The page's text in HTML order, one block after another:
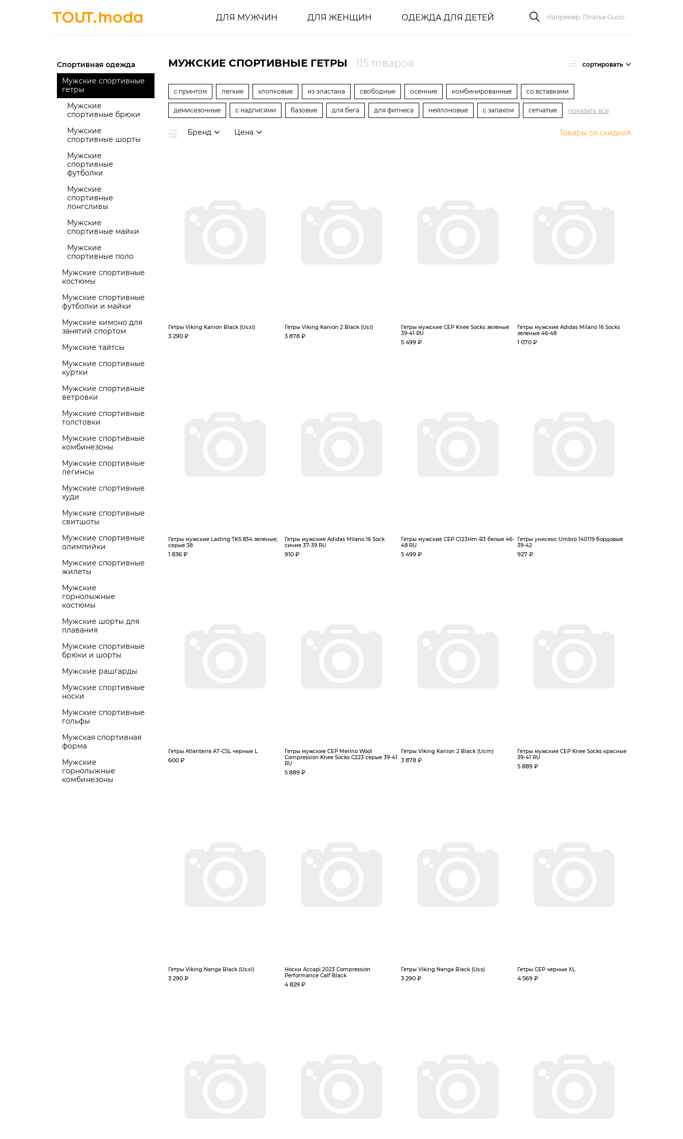
ДЛЯ МУЖЧИН ДЛЯ ЖЕНЩИН ОДЕЖДА ДЛЯ ДЕТЕЙ
Спортивная одежда
Мужские спортивные
гетры
Мужские
спортивные брюки
Мужские
спортивные шорты
Мужские
спортивные
футболки
Мужские
спортивные
лонгсливы
Мужские
спортивные майки
Мужские
спортивные поло
Мужские спортивные
костюмы
Мужские спортивные
футболки и майки
Мужские кимоно для
занятий спортом
Мужские тайтсы
Мужские спортивные
куртки
Мужские спортивные
ветровки
Мужские спортивные
толстовки
Мужские спортивные
комбинезоны
Мужские спортивные
легинсы
Мужские спортивные
худи
Мужские спортивные
свитшоты
Мужские спортивные
олимпийки
Мужские спортивные
жилеты
Мужские
горнолыжные
костюмы
Мужские шорты для
плавания
Мужские спортивные
брюки и шорты
Мужские рашгарды
Мужские спортивные
носки
Мужские спортивные
гольфы
Мужская спортивная
форма
Мужские
горнолыжные
комбинезоны
МУЖСКИЕ СПОРТИВНЫЕ ГЕТРЫ 115 товаров сортировать
с принтом легкие хлопковые из эластана свободные осенние комбинированные со вставками
демисезонные с надписями базовые для бега для фитнеса нейлоновые с запахом сетчатые показать все
Бренд Цена Товары со скидкой
Гетры Viking Kanion Black (Us:xl)
3 290 ₽
Гетры Viking Kanion 2 Black (Us:l)
3 878 ₽
Гетры мужские CEP Knee Socks зеленые
39-41 RU
5 499 ₽
Гетры мужские Adidas Milano 16 Socks
зеленые 46-48
1 070 ₽
Гетры мужские Lasting TKS 834 зеленые;
серые 38
1 836 ₽
Гетры мужские Adidas Milano 16 Sock
синие 37-39 RU
910 ₽
Гетры мужские CEP C123Hm-R3 белые 46-
48 RU
5 499 ₽
Гетры унисекс Umbro 140119 бордовые
39-42
927 ₽
Гетры Atlanterra AT-CSL черные L
600 ₽
Гетры мужские CEP Merino Wool
Compression Knee Socks C223 серые 39-41
RU
5 889 ₽
Гетры Viking Kanion 2 Black (Us:m)
3 878 ₽
Гетры мужские CEP Knee Socks красные
39-41 RU
5 889 ₽
Гетры Viking Nanga Black (Us:xl)
3 290 ₽
Носки Accapi 2023 Compression
Performance Calf Black
4 829 ₽
Гетры Viking Nanga Black (Us:s)
3 290 ₽
Гетры CEP черные XL
4 569 ₽